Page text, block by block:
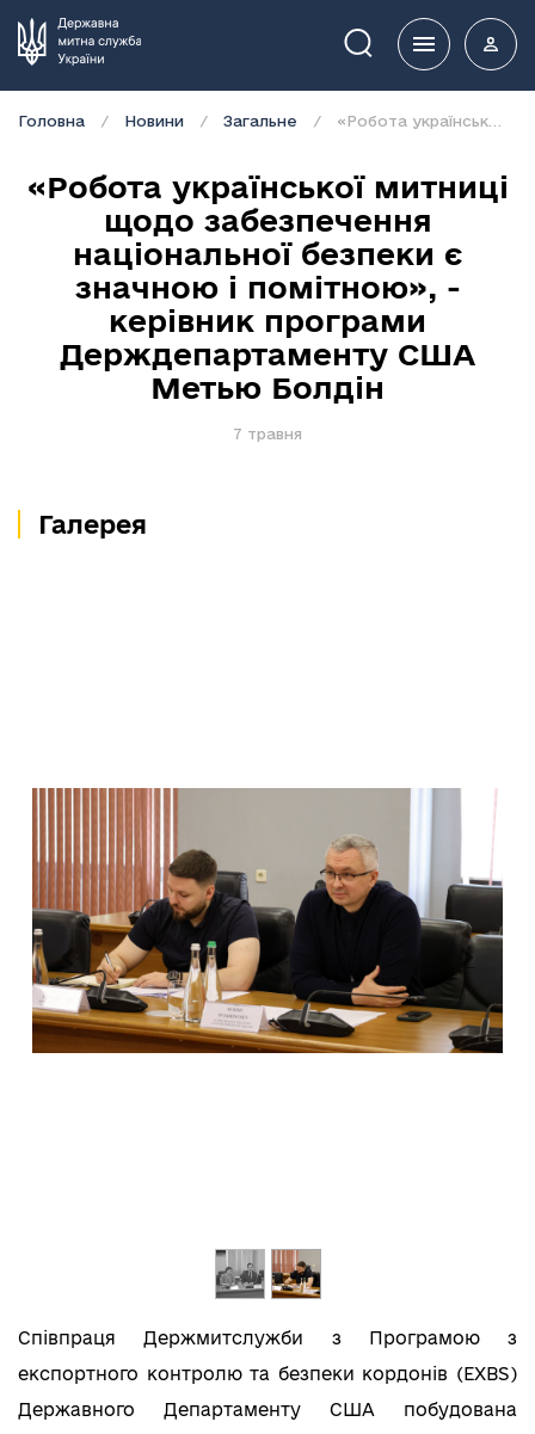
Пошук
Головна Новини Загальне
«Робота української митниці
щодо забезпечення
національної безпеки є
значною і помітною», -
керівник програми
Держдепартаменту США
Метью Болдін
7 травня
Галерея
Співпраця Держмитслужби з Програмою з
експортного контролю та безпеки кордонів (EXBS)
Державного Департаменту США побудована